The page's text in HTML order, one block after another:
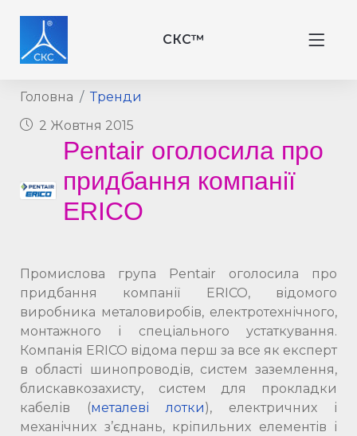
СКС™
Головна
Тренди
2 Жовтня 2015
Pentair оголосила про
придбання компанії
ERICO
Промислова група Pentair оголосила про
придбання компанії ERICO, відомого
виробника металовиробів, електротехнічного,
монтажного і спеціального устаткування.
Компанія ERICO відома перш за все як експерт
в області шинопроводів, систем заземлення,
блискавкозахисту, систем для прокладки
кабелів (металеві лотки), електричних і
механічних з’єднань, кріпильних елементів і